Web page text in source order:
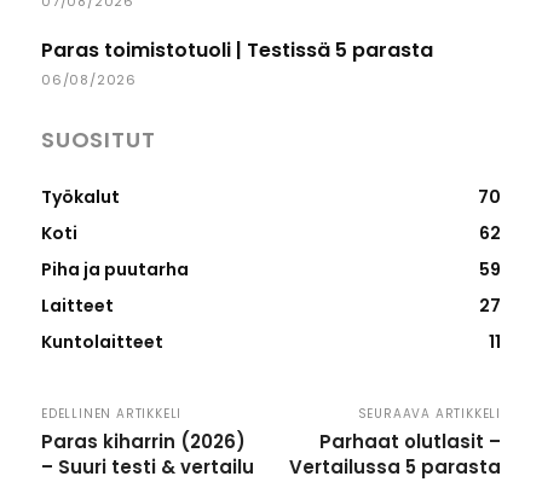
Paras toimistotuoli | Testissä 5 parasta
06/08/2026
SUOSITUT
Työkalut
70
Koti
62
Piha ja puutarha
59
Laitteet
27
Kuntolaitteet
11
EDELLINEN ARTIKKELI
Paras kiharrin (2026)
– Suuri testi & vertailu
SEURAAVA ARTIKKELI
Parhaat olutlasit –
Vertailussa 5 parasta